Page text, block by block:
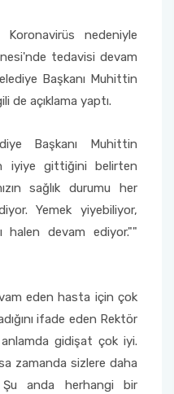
nedeniyle
tedavisi devam
Başkanı Muhittin
de açıklama yaptı.
Başkanı Muhittin
iyiye gittiğini belirten
sağlık durumu her
Yemek yiyebiliyor,
halen devam ediyor.""
eden hasta için çok
ifade eden Rektör
gidişat çok iyi.
zamanda sizlere daha
Şu anda herhangi bir